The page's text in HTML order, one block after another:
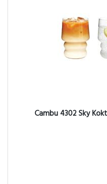
Cambu 4302 Sky